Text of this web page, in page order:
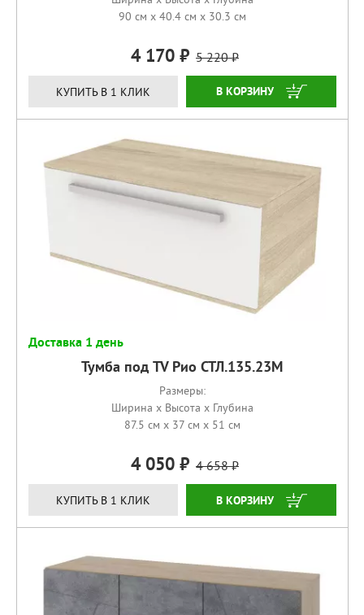
90 см x 40.4 см x 30.3 см
4 170 5 220
КУПИТЬ В 1 КЛИК КУПИТЬ
Доставка 1 день
Тумба под TV Рио СТЛ.135.23М
Размеры:
Ширина x Высота x Глубина
87.5 см x 37 см x 51 см
4 050 4 658
КУПИТЬ В 1 КЛИК КУПИТЬ